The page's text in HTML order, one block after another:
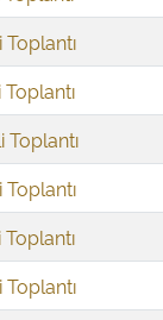
Toplantı